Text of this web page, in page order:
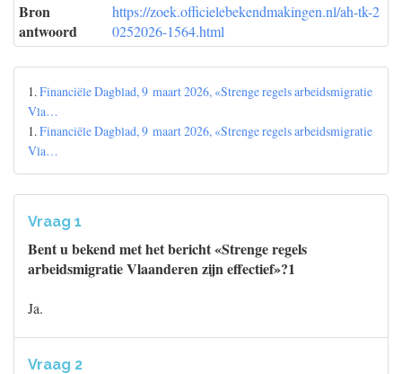
Bron
antwoord
https://zoek.officielebekendmakingen.nl/ah-tk-2
0252026-1564.html
1.Financiële Dagblad, 9 maart 2026, «Strenge regels arbeidsmigratie
Vla…
1.Financiële Dagblad, 9 maart 2026, «Strenge regels arbeidsmigratie
Vla…
Vraag 1
Bent u bekend met het bericht «Strenge regels
arbeidsmigratie Vlaanderen zijn effectief»?1
Ja.
Vraag 2